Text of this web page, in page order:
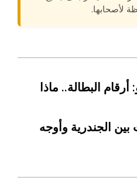
لأصحابها.
أرقام البطالة.. ماذا
بين الجندرية وأوجه